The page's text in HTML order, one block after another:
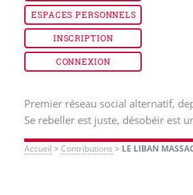
ESPACES PERSONNELS
INSCRIPTION
CONNEXION
Premier réseau social alternatif,
Se rebeller est juste, désobéir est
Accueil >Contributions > LE LIBAN